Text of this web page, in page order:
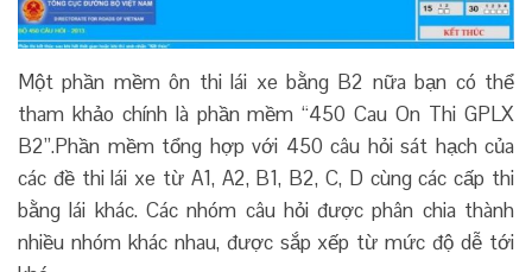
Một phần mềm ôn thi lái xe bằng B2 nữa bạn có thể
tham khảo chính là phần mềm “450 Cau On Thi GPLX
B2”.Phần mềm tổng hợp với 450 câu hỏi sát hạch của
các đề thi lái xe từ A1, A2, B1, B2, C, D cùng các cấp thi
bằng lái khác. Các nhóm câu hỏi được phân chia thành
nhiều nhóm khác nhau, được sắp xếp từ mức độ dễ tới